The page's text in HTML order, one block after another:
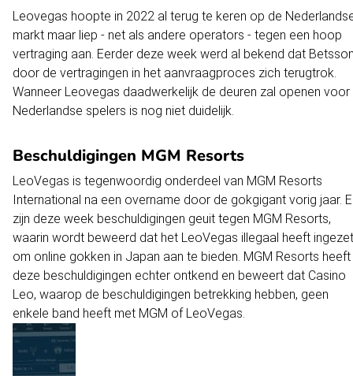
Leovegas hoopte in 2022 al terug te keren op de
markt maar liep - net als andere operators - tegen een hoop
vertraging aan. Eerder deze week werd al bekend dat
door de vertragingen in het aanvraagproces zich terugtrok.
Wanneer Leovegas daadwerkelijk de deuren zal openen voor
Nederlandse spelers is nog niet duidelijk.
Beschuldigingen MGM Resorts
LeoVegas is tegenwoordig onderdeel van MGM Resorts
International na een overname door de gokgigant vorig jaar.
zijn deze week beschuldigingen geuit tegen MGM Resorts,
waarin wordt beweerd dat het LeoVegas illegaal heeft ingezet
om online gokken in Japan aan te bieden. MGM Resorts heeft
deze beschuldigingen echter ontkend en beweert dat Casino
Leo, waarop de beschuldigingen betrekking hebben, geen
enkele band heeft met MGM of LeoVegas.